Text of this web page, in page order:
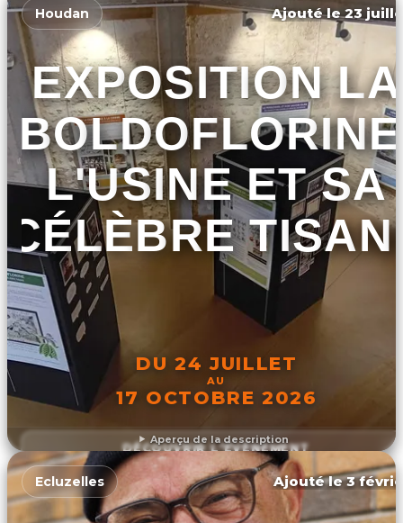
Aperçu de la description
Houdan Ajouté le 23
EXPOSITION LA
L'USINE ET SA
CÉLÈBRE
DU 24 JUILLET
AU
17 OCTOBRE 2026
DÉCOUVRIR L'ÉVÉNEMENT
Ecluzelles Ajouté le 3